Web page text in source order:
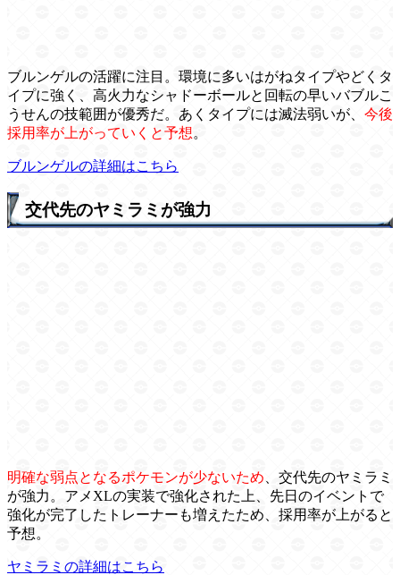
ブルンゲルの活躍に注目。環境に多いはがねタイプやどくタ
イプに強く、高火力なシャドーボールと回転の早いバブルこ
うせんの技範囲が優秀だ。あくタイプには滅法弱いが、 今後
採用率が上がっていくと予想。
ブルンゲルの詳細はこちら
交代先のヤミラミが強力
明確な弱点となるポケモンが少ないため 、交代先のヤミラミ
が強力。アメXLの実装で強化された上、先日のイベントで
強化が完了したトレーナーも増えたため、採用率が上がると
予想。
ヤミラミの詳細はこちら